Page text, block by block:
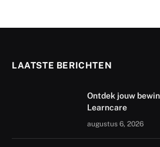
LAATSTE BERICHTEN
Ontdek jouw
Learncare
augustus 6, 2026